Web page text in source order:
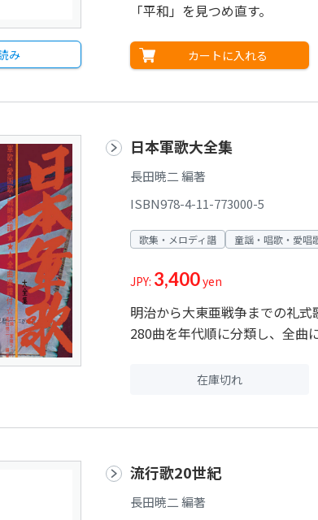
み
「平和」を見つめ直す。
カートに入れる
日本軍歌大全集
長田暁二 編著
ISBN978-4-11-773000-5
歌集・メロディ譜 童謡・唱歌・愛唱
JPY: 3,400yen
明治から大東亜戦争までの礼
280曲を年代順に分類し、全曲
在庫切れ
流行歌20世紀
長田暁二 編著